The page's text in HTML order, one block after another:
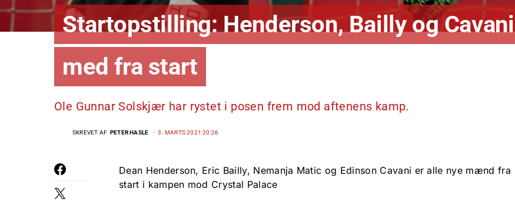
Startopstilling: Henderson, Bailly og Cavani
med fra start
Ole Gunnar Solskjær har rystet i posen frem mod aftenens kamp.
SKREVET AF PETER HASLE 3. MARTS 2021 20:26
Dean Henderson, Eric Bailly, Nemanja Matic og Edinson Cavani er alle nye mænd fra
start i kampen mod Crystal Palace